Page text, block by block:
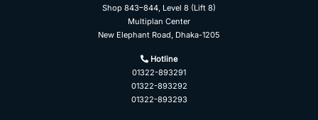
Shop 843–844, Level 8 (Lift 8)
Multiplan Center
New Elephant Road, Dhaka-1205
Hotline
01322-893291
01322-893292
01322-893293